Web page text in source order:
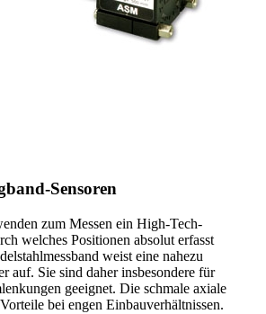
Sensoren
zum Messen ein High-Tech-
welches Positionen absolut erfasst
weist eine nahezu
auf. Sie sind daher insbesondere für
geeignet. Die schmale axiale
bei engen Einbauverhältnissen.